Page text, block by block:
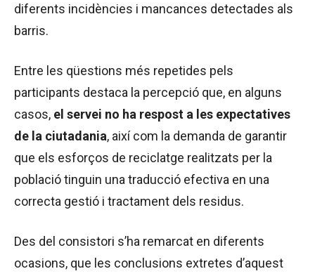
diferents incidències i mancances detectades als
barris.
Entre les qüestions més repetides pels
participants destaca la percepció que, en alguns
casos, el servei no ha respost a les expectatives
de la ciutadania, així com la demanda de garantir
que els esforços de reciclatge realitzats per la
població tinguin una traducció efectiva en una
correcta gestió i tractament dels residus.
Des del consistori s’ha remarcat en diferents
ocasions, que les conclusions extretes d’aquest